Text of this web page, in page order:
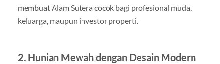
membuat Alam Sutera cocok bagi profesional muda,
keluarga, maupun investor properti.
2. Hunian Mewah dengan Desain Modern